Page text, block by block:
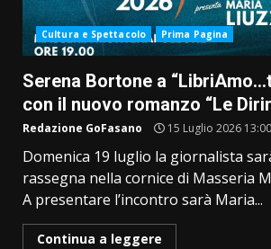
Cultura e Spettacolo Prima Pagina
Serena Bortone a
con il nuovo romanzo “Le
Redazione GoFasano 15 Luglio 2026 13:00
Domenica 19 luglio la giornalista
rassegna nella cornice di Masseria
A presentare l’incontro sarà Maria...
Continua a leggere